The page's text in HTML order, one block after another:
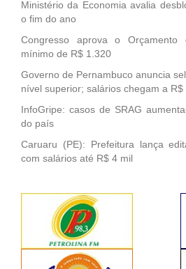
Ministério da Economia avalia
o fim do ano
Congresso aprova o
mínimo de R$ 1.320
Governo de Pernambuco anuncia
nível superior; salários chegam a R$
InfoGripe: casos de SRAG
do país
Caruaru (PE): Prefeitura lança
com salários até R$ 4 mil